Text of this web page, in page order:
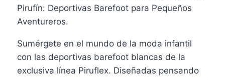
Pirufín: Deportivas Barefoot para Pequeños
Aventureros.
Sumérgete en el mundo de la moda infantil
con las deportivas barefoot blancas de la
exclusiva línea Piruflex. Diseñadas pensando